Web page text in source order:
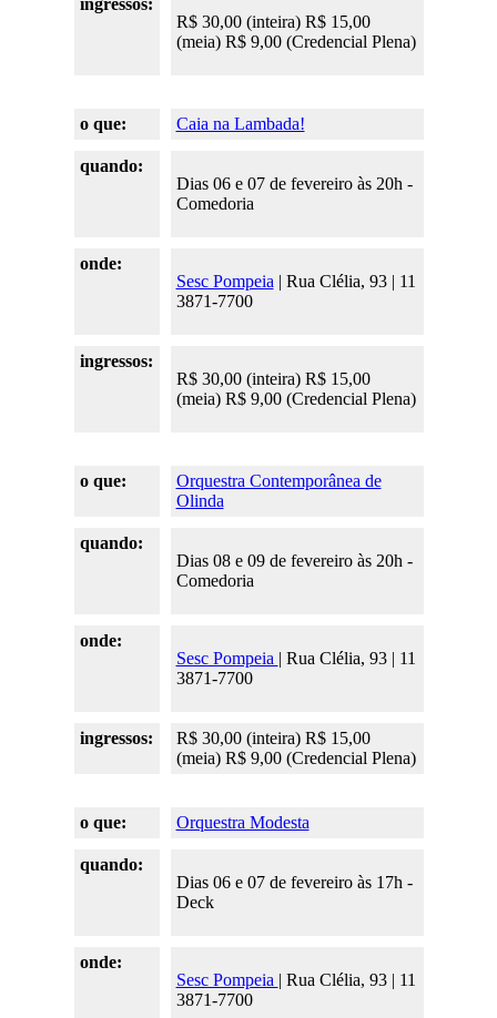
R$ 30,00 (inteira) R$ 15,00
(meia) R$ 9,00 (Credencial Plena)
o que: Caia na Lambada!
quando:
Dias 06 e 07 de fevereiro às 20h -
Comedoria
onde:
Sesc Pompeia | Rua Clélia, 93 | 11
3871-7700
ingressos:
R$ 30,00 (inteira) R$ 15,00
(meia) R$ 9,00 (Credencial Plena)
o que: Orquestra Contemporânea de
Olinda
quando:
Dias 08 e 09 de fevereiro às 20h -
Comedoria
onde:
Sesc Pompeia | Rua Clélia, 93 | 11
3871-7700
ingressos:
R$ 30,00 (inteira) R$ 15,00
(meia) R$ 9,00 (Credencial Plena)
o que: Orquestra Modesta
quando:
Dias 06 e 07 de fevereiro às 17h -
Deck
onde:
Sesc Pompeia | Rua Clélia, 93 | 11
3871-7700